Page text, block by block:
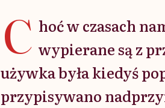
C hoć w czasach
wypierane są z
używka była kiedyś
przypisywano